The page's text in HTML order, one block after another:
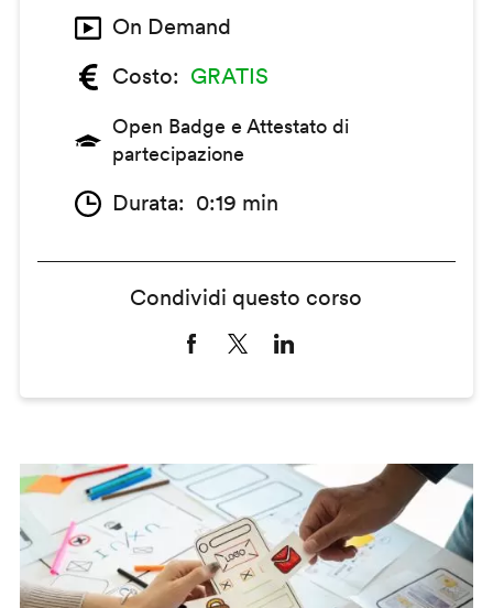
On Demand
Costo
GRATIS
Open Badge e Attestato di
partecipazione
Durata 0:19 min
Condividi questo corso